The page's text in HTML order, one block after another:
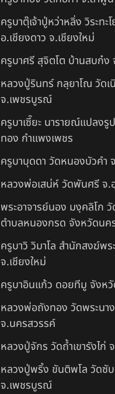
ครูบาตุ๊เจ้าปู่หว่าหลิ่ง วิระทะ
อ.เชียงดาว จ.เชียงใหม่
ครูบาศรี สุจิตโต บ้านสบก๋ง
หลวงปู่รินทร์ กลฺยาโณ วัดเ
จ.เพชรบูรณ์
ครูบาเซี๊ยะ นารายณ์แปลงรู
ทอง กำแพงเพชร
ครูบาบุดดา วัดหนองบัวคํา
หลวงพ่อเสน่ห์ วัดพันศรี จ.
พระอาจารย์นอง มงฺคลิโก
ตำบลหนองกรด จังหวัดนค
ครูบาวิ วิมาโล สำนักสงฆ์พ
จ.เชียงใหม่
ครูบาอินแก้ว ดอยทีมู จังห
หลวงพ่อถังทอง วัดพระนา
จ.นครสวรรค์
หลวงปู่จักร วัดถ้ำเขารังไก่
หลวงปู่พริ้ง ขันติพโล วัดซั
จ.เพชรบูรณ์